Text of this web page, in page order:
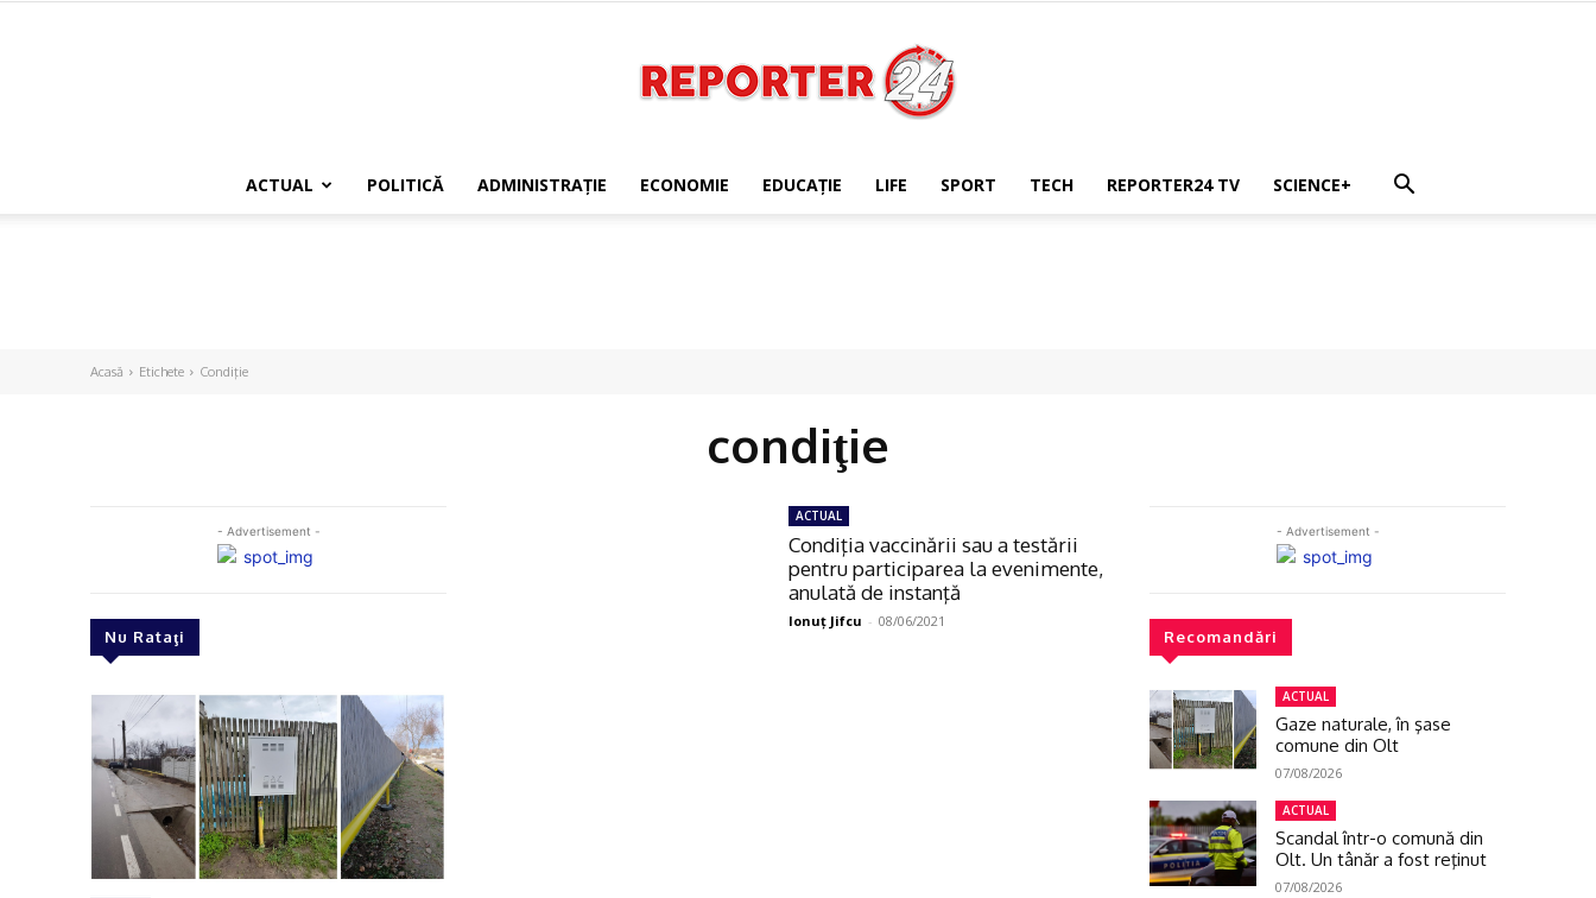
ACTUAL POLITICĂ ADMINISTRAŢIE ECONOMIE EDUCAŢIE LIFE SPORT TECH REPORTER24 TV SCIENCE+
Acasă Etichete Condiţie
condiţie
- Advertisement -
Nu Rataţi
ACTUAL
Condiţia vaccinării sau a testării
pentru participarea la evenimente,
anulată de instanţă
Ionuţ Jifcu - 08/06/2021
- Advertisement -
Recomandări
ACTUAL
Gaze naturale, în şase
comune din Olt
07/08/2026
ACTUAL
Scandal într-o comună din
Olt. Un tânăr a fost reţinut
07/08/2026